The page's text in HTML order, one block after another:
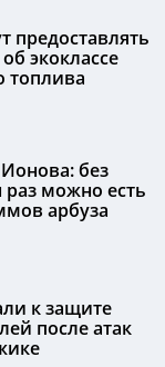
предоставлять
экоклассе
топлива
без
раз можно есть
арбуза
к защите
после атак